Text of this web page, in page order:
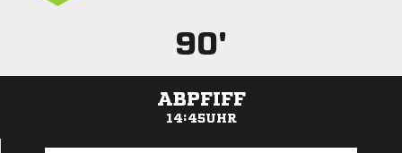
90'
ABPFIFF
14:45UHR
ANZEIGE